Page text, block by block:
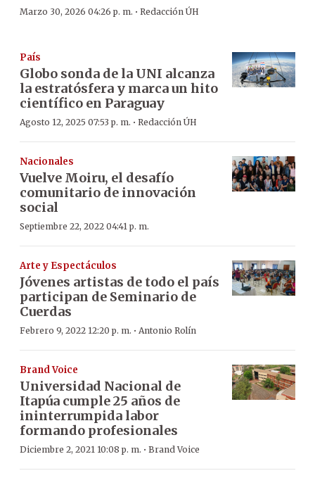
Marzo 30, 2026 04:26 p. m. · Redacción ÚH
País
Globo sonda de la UNI alcanza
la estratósfera y marca un hito
científico en Paraguay
Agosto 12, 2025 07:53 p. m. · Redacción ÚH
Nacionales
Vuelve Moiru, el desafío
comunitario de innovación
social
Septiembre 22, 2022 04:41 p. m.
Arte y Espectáculos
Jóvenes artistas de todo el país
participan de Seminario de
Cuerdas
Febrero 9, 2022 12:20 p. m. · Antonio Rolín
Brand Voice
Universidad Nacional de
Itapúa cumple 25 años de
ininterrumpida labor
formando profesionales
Diciembre 2, 2021 10:08 p. m. · Brand Voice